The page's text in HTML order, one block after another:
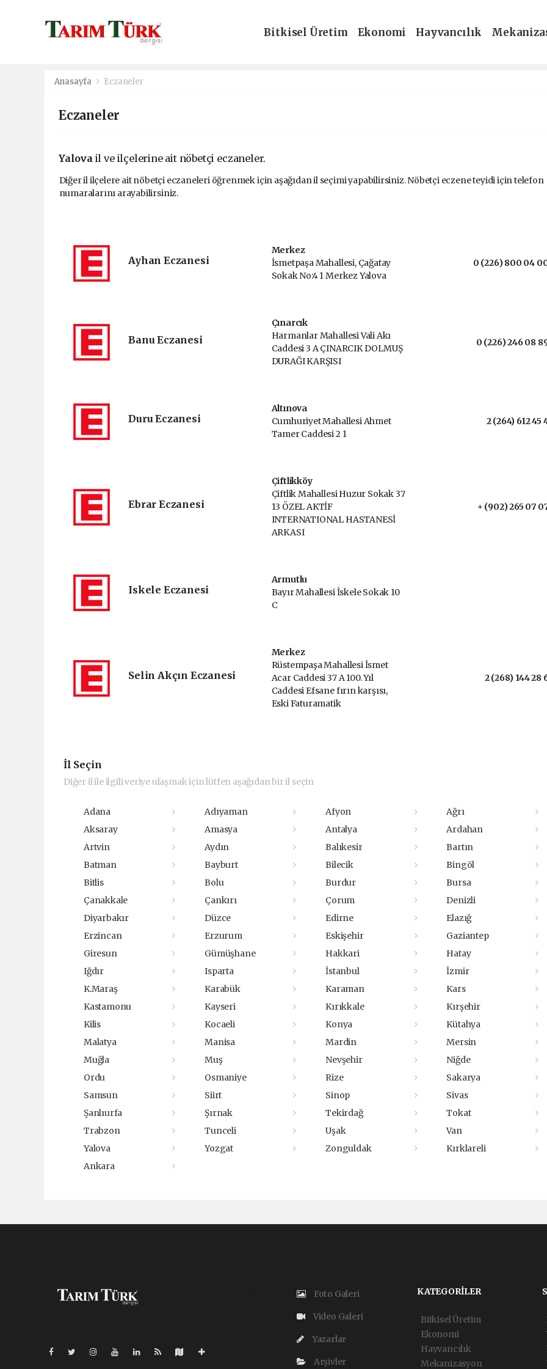
Bitkisel Üretim Ekonomi Hayvancılık
Anasayfa Eczaneler
Eczaneler
Yalovail ve ilçelerine ait nöbetçi eczaneler.
Diğer il ilçelere ait nöbetçi eczaneleri öğrenmek için aşağıdan il seçimi yapabilirsiniz. Nöbetçi eczene teyidi için telefon
numaralarını arayabilirsiniz.
Ayhan Eczanesi
Merkez
İsmetpaşa Mahallesi, Çağatay
Sokak No:4 1 Merkez Yalova
0 (226) 800 04
Banu Eczanesi
Çınarcık
Harmanlar Mahallesi Vali Akı
Caddesi 3 A ÇINARCIK DOLMUŞ
DURAĞI KARŞISI
0 (226) 246 08
Duru Eczanesi
Altınova
Cumhuriyet Mahallesi Ahmet
Tamer Caddesi 2 1
2 (264) 612 45
Ebrar Eczanesi
Çiftlikköy
Çiftlik Mahallesi Huzur Sokak 37
13 ÖZEL AKTİF
INTERNATIONAL HASTANESİ
ARKASI
+ (902) 265 07
Iskele Eczanesi
Armutlu
Bayır Mahallesi İskele Sokak 10
C
Selin Akçın Eczanesi
Merkez
Rüstempaşa Mahallesi İsmet
Acar Caddesi 37 A 100. Yıl
Caddesi Efsane fırın karşısı,
Eski Faturamatik
2 (268) 144 28
İl Seçin
Diğer il ile ilgili veriye ulaşmak için lütfen aşağıdan bir il seçin
Adana Adıyaman Afyon
Ağrı
Aksaray
Amasya Antalya
Ardahan
Artvin
Aydın Balıkesir
Bartın
Batman
Bayburt Bilecik
Bingöl
Bitlis
Bolu Burdur
Bursa
Çanakkale
Çankırı Çorum
Denizli
Diyarbakır
Düzce Edirne
Elazığ
Erzincan
Erzurum Eskişehir
Gaziantep
Giresun
Gümüşhane Hakkari
Hatay
Iğdır
Isparta İstanbul
İzmir
K.Maraş
Karabük Karaman
Kars
Kastamonu
Kayseri Kırıkkale
Kırşehir
Kilis
Kocaeli Konya
Kütahya
Malatya
Manisa Mardin
Mersin
Muğla
Muş Nevşehir
Niğde
Ordu
Osmaniye Rize
Sakarya
Samsun
Siirt Sinop
Sivas
Şanlıurfa
Şırnak Tekirdağ
Tokat
Trabzon
Tunceli Uşak
Van
Yalova
Yozgat Zonguldak
Kırklareli
Ankara
Foto Galeri
Video Galeri
Yazarlar
Arşivler
KATEGORİLER
Bitkisel Üretim
Ekonomi
Hayvancılık
Mekanizasyon